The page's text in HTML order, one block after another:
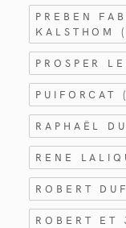
PREBEN
KALSTHOM
PROSPER
PUIFORCAT
RAPHAËL
RENE
ROBERT
ROBERT ET